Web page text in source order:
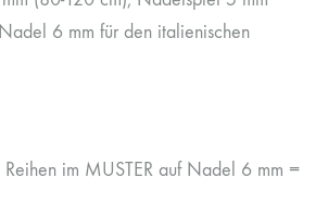
6 mm für den italienischen
im MUSTER auf Nadel 6 mm =